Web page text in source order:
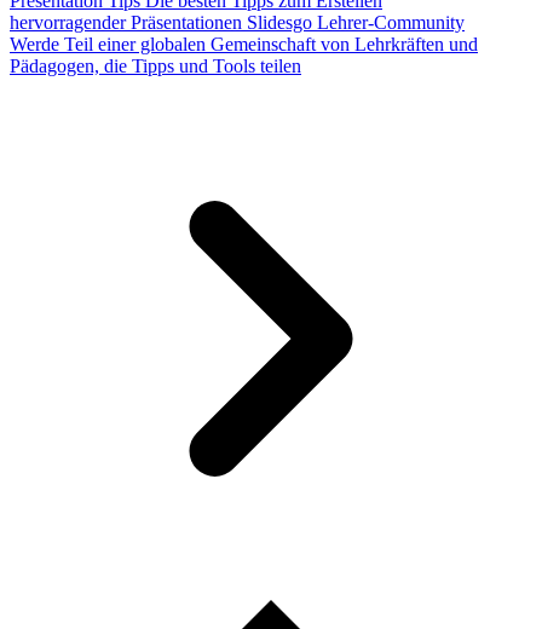
hervorragender Präsentationen Slidesgo Lehrer-Community
Werde Teil einer globalen Gemeinschaft von Lehrkräften und
Pädagogen, die Tipps und Tools teilen